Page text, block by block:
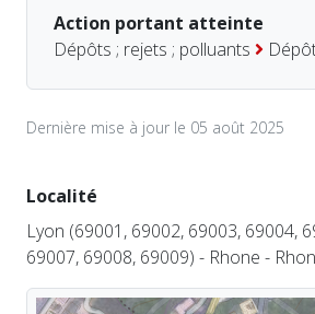
Action portant atteinte
Dépôts ; rejets ; polluants
Dernière mise à jour le 05 août 2025
Localité
Lyon (69001, 69002, 69003, 69004,
69007, 69008, 69009) - Rhone -